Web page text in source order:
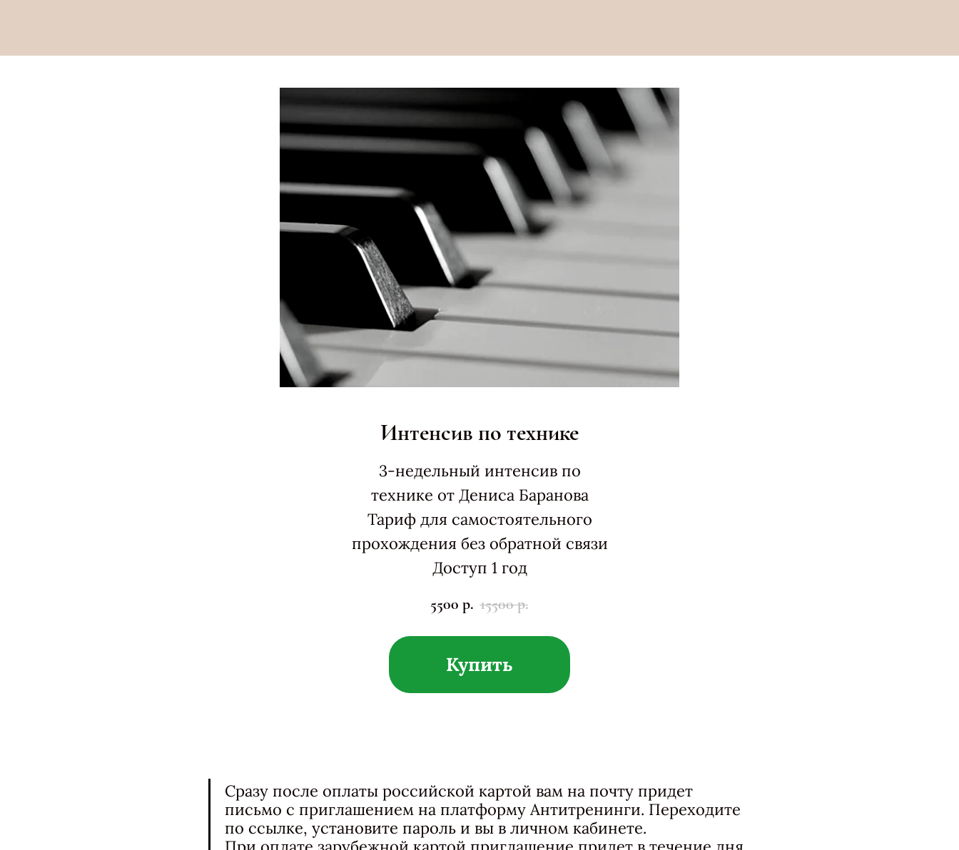
Интенсив по технике
3-недельный интенсив по
технике от Дениса Баранова
Тариф для самостоятельного
прохождения без обратной связи
Доступ 1 год
5500 р. 15500р.
Купить
Сразу после оплаты российской картой вам на почту придет
письмо с приглашением на платформу Антитренинги. Переходите
по ссылке, установите пароль и вы в личном кабинете.